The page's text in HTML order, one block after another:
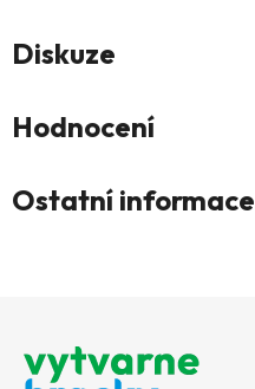
Diskuze
Hodnocení
Ostatní informace